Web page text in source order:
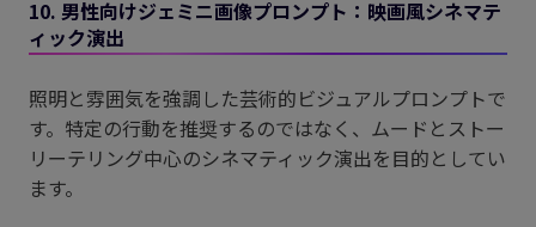
10. 男性向けジェミニ画像プロンプト：映画風シネマテ
ィック演出
照明と雰囲気を強調した芸術的ビジュアルプロンプトで
す。特定の行動を推奨するのではなく、ムードとストー
リーテリング中心のシネマティック演出を目的としてい
ます。